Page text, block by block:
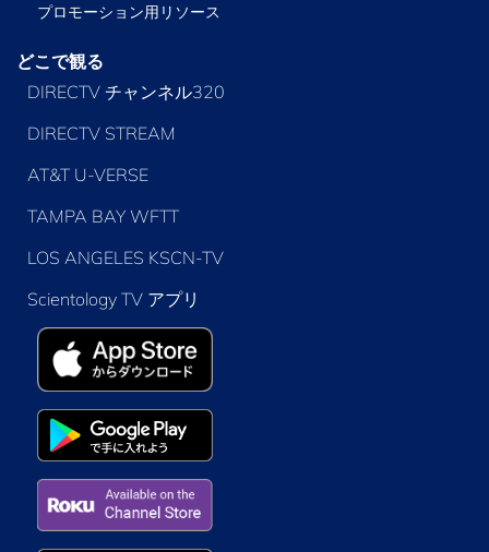
プロモーション用リソース
どこで観る
DIRECTV チャンネル320
DIRECTV STREAM
AT&T U-VERSE
TAMPA BAY WFTT
LOS ANGELES KSCN-TV
Scientology TV アプリ